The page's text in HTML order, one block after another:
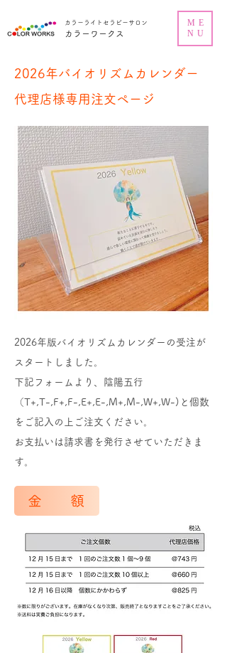
カラーワークス
カラーライトセラピーサロン
ME
NU
2026年バイオリズムカレンダー
代理店様専用注文ページ
2026年版バイオリズムカレンダーの受注が
スタートしました。
下記フォームより、陰陽五行
（T+,T-,F+,F-,E+,E-,M+,M-,W+,W-)と個数
をご記入の上ご注文ください。
​お支払いは請求書を発行させていただきま
す。
金 額